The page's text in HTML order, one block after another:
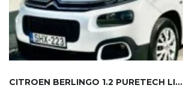
CITROEN BERLINGO 1.2 PURETECH LIVE ...